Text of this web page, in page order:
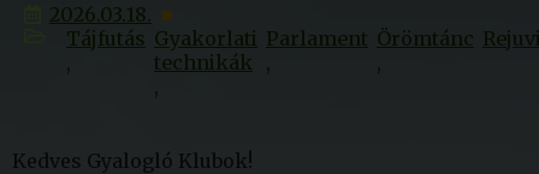
2026.03.18.
Tájfutás Gyakorlati
technikák
Parlament Örömtánc
Kedves Gyalogló Klubok!